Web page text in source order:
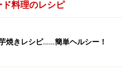
料理のレシピ
焼きレシピ……簡単ヘルシー！